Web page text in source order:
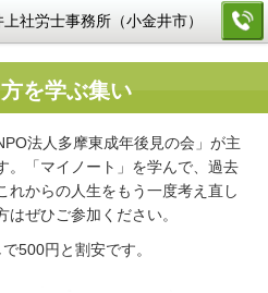
社労士事務所（小金井市）
を学ぶ集い
法人多摩東成年後見の会」が主
。「マイノート」を学んで、過去
れからの人生をもう一度考え直し
ぜひご参加ください。
500円と割安です。